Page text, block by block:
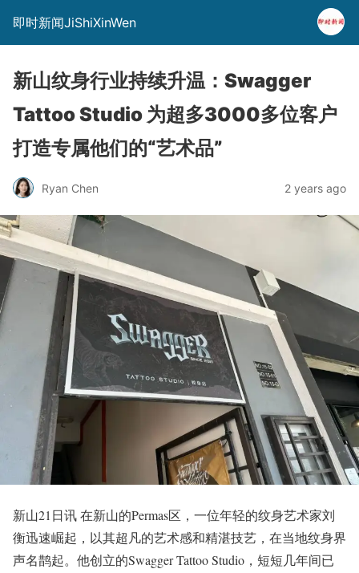
即时新闻JiShiXinWen
新山纹身行业持续升温：Swagger
Tattoo Studio 为超多3000多位客户
打造专属他们的“艺术品”
Ryan Chen 2 years ago
新山21日讯 在新山的Permas区，一位年轻的纹身艺术家刘
衡迅速崛起，以其超凡的艺术感和精湛技艺，在当地纹身界
声名鹊起。他创立的Swagger Tattoo Studio，短短几年间已